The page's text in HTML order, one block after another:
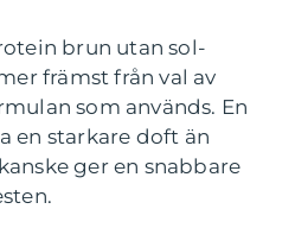
brun utan sol-
främst från val av
som används. En
en starkare doft än
ger en snabbare